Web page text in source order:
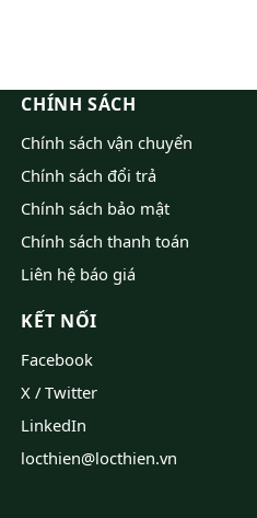
CHÍNH SÁCH
Chính sách vận chuyển
Chính sách đổi trả
Chính sách bảo mật
Chính sách thanh toán
Liên hệ báo giá
KẾT NỐI
Facebook
X / Twitter
LinkedIn
locthien@locthien.vn